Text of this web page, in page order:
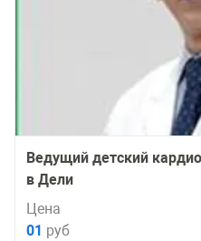
Ведущий детский
в Дели
Цена
01 руб